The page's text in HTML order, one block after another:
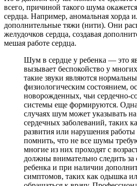
всего, причиной такого шума
сердца. Например, аномальная хорда
дополнительные тяжи (нити). Они
желудочков сердца, создавая
мешая работе сердца.
Шум в сердце у ребенка — это
вызывает беспокойство у
такие звуки являются
физиологическим состоянием,
новорожденных, чьи сердечно-
системы еще формируются.
случаях шум может указывать
сердечных заболеваний, таких
развития или нарушения
помнить, что не все шумы
многие из них проходят с
должны внимательно следить за
ребенка и при наличии
симптомов, таких как одышка